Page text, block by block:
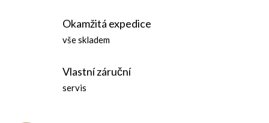
Okamžitá expedice
vše skladem
Vlastní záruční
servis